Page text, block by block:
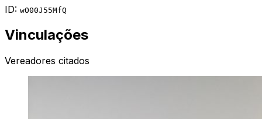
ID: wO00J55MfQ
Vinculações
Vereadores citados